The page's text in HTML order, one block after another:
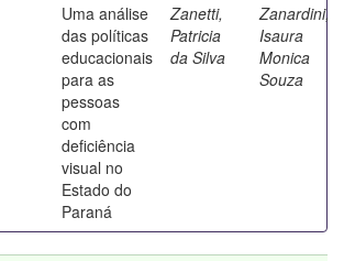
Uma análise
das políticas
educacionais
para as
pessoas
com
deficiência
visual no
Estado do
Paraná
Zanetti,
Patricia
da Silva
Zanardini,
Isaura
Monica
Souza